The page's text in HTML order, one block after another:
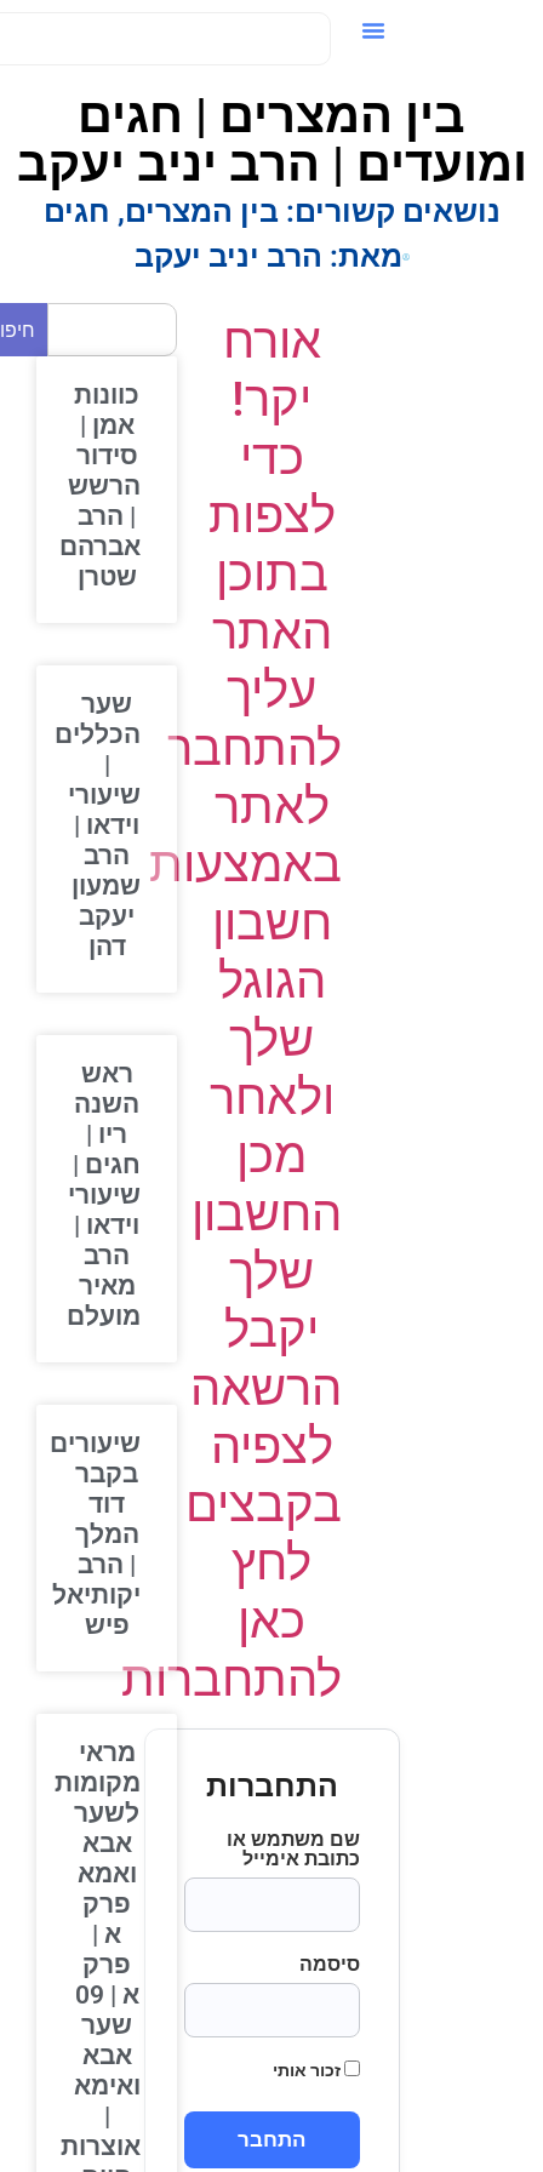
בין המצרים | חגים
| הרב יניב יעקב
נושאים קשורים: בין המצרים,חגים
מאת:הרב יניב יעקב
אורח
יקר!
כדי
לצפות
בתוכן
האתר
עליך
להתחבר
לאתר
באמצעות
חשבון
הגוגל
שלך
ולאחר
מכן
החשבון
שלך
יקבל
הרשאה
לצפיה
בקבצים
לחץ
כאן
להתחברות
התחברות
שם משתמש או
כתובת אימייל
סיסמה
זכור אותי
חיפוש
כוונות
אמן |
סידור
הרשש
| הרב
אברהם
שטרן
שער
הכללים
שיעורי
וידאו |
הרב
שמעון
יעקב
דהן
ראש
השנה
ריו |
חגים |
שיעורי
וידאו |
הרב
מאיר
מועלם
שיעורים
בקבר
דוד
המלך
| הרב
יקותיאל
פיש
מראי
מקומות
לשער
אבא
ואמא
פרק
א |
פרק
א | 09
שער
אבא
ואימא
אוצרות